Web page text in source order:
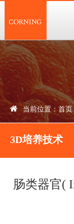
当前位置：首页
3D培养技术
肠类器官(